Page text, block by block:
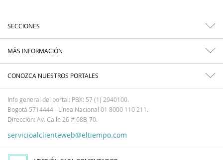
SECCIONES
MÁS INFORMACIÓN
CONOZCA NUESTROS PORTALES
Info general del portal: PBX: 57 (1) 2940100.
Bogotá 5714444 - Línea Nacional 01 8000 110 211.
Dirección: Av. Calle 26 # 68B-70.
servicioalclienteweb@eltiempo.com